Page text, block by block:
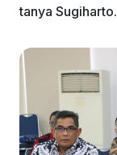
tanya Sugiharto.